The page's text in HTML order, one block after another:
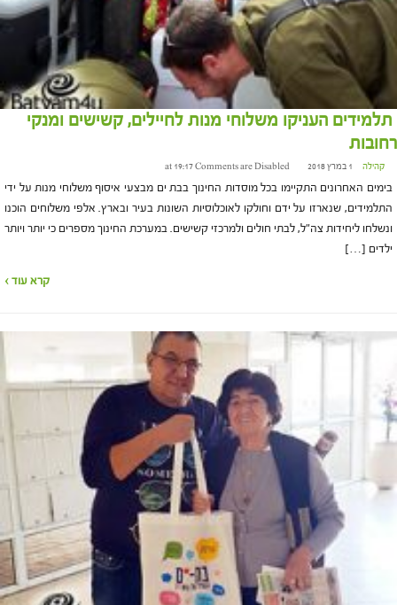
תלמידים העניקו משלוחי מנות לחיילים, קשישים ומנקי
רחובות
קהילה 1 במרץ 2018 at 19:17 Comments are Disabled
בימים האחרונים התקיימו בכל מוסדות החינוך בבת ים מבצעי איסוף משלוחי מנות על ידי
התלמידים, שנארזו על ידם וחולקו לאוכלוסיות השונות בעיר ובארץ. אלפי משלוחים הוכנו
ונשלחו ליחידות צה"ל, לבתי חולים ולמרכזי קשישים. במערכת החינוך מספרים כי יותר ויותר
ילדים […]
קרא עוד ›